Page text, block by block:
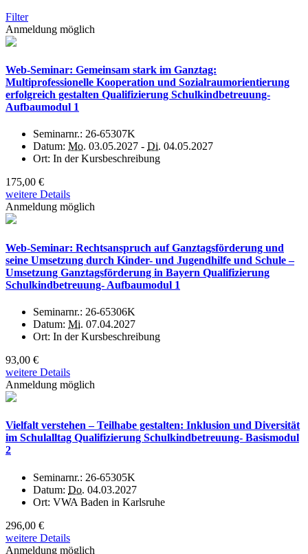
Filter
Anmeldung möglich
Web-Seminar: Gemeinsam stark im Ganztag:
Multiprofessionelle Kooperation und Sozialraumorientierung
erfolgreich gestalten Qualifizierung Schulkindbetreuung-
Aufbaumodul 1
Seminarnr.: 26-65307K
Datum: Mo. 03.05.2027 - Di. 04.05.2027
Ort: In der Kursbeschreibung
175,00 €
weitere Details
Anmeldung möglich
Web-Seminar: Rechtsanspruch auf Ganztagsförderung und
seine Umsetzung durch Kinder- und Jugendhilfe und Schule –
Umsetzung Ganztagsförderung in Bayern Qualifizierung
Schulkindbetreuung- Aufbaumodul 1
Seminarnr.: 26-65306K
Datum: Mi. 07.04.2027
Ort: In der Kursbeschreibung
93,00 €
weitere Details
Anmeldung möglich
Vielfalt verstehen – Teilhabe gestalten: Inklusion und Diversität
im Schulalltag Qualifizierung Schulkindbetreuung- Basismodul
2
Seminarnr.: 26-65305K
Datum: Do. 04.03.2027
Ort: VWA Baden in Karlsruhe
296,00 €
weitere Details
Anmeldung möglich